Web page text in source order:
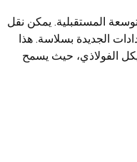
المستقبلية. يمكن نقل
الجديدة بسلاسة. هذا
الفولاذي، حيث يسمح